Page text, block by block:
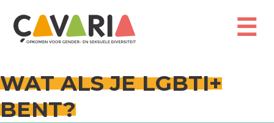
naar
☰
WAT ALS JE LGBTI+
BENT?